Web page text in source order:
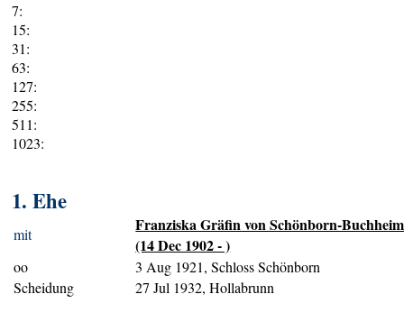
7:
15:
31:
63:
127:
255:
511:
1023:
1. Ehe
mit
Franziska Gräfin von Schönborn-Buchheim
(14 Dec 1902 - )
oo
3 Aug 1921, Schloss Schönborn
Scheidung
27 Jul 1932, Hollabrunn